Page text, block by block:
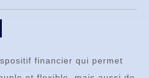
financier qui permet